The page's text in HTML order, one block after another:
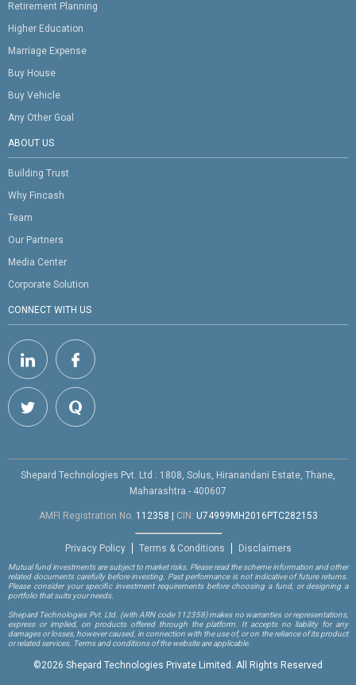
Retirement Planning
Higher Education
Marriage Expense
Buy House
Buy Vehicle
Any Other Goal
ABOUT US
Building Trust
Why Fincash
Team
Our Partners
Media Center
Corporate Solution
CONNECT WITH US
Shepard Technologies Pvt. Ltd : 1808, Solus, Hiranandani Estate, Thane,
Maharashtra - 400607
AMFI Registration No. 112358 CIN: U74999MH2016PTC282153
Privacy Policy Terms & Conditions Disclaimers
Mutual fund investments are subject to market risks. Please read the scheme information and other
related documents carefully before investing. Past performance is not indicative of future returns.
Please consider your specific investment requirements before choosing a fund, or designing a
portfolio that suits your needs.
Shepard Technologies Pvt. Ltd. (with ARN code 112358)makes no warranties or representations,
express or implied, on products offered through the platform. It accepts no liability for any
damages or losses, however caused, in connection with the use of, or on the reliance of its product
or related services. Terms and conditions of the website are applicable.
©2026 Shepard Technologies Private Limited. All Rights Reserved